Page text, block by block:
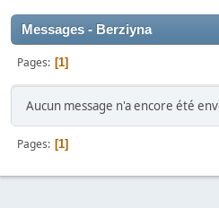
Messages - Berziyna
Pages 1
Aucun message n'a encore été
Pages 1